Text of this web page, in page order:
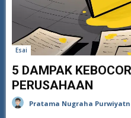
Esai
5 DAMPAK
PERUSAHAAN
Pratama Nugraha